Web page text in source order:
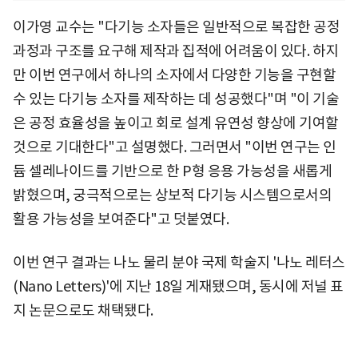
이가영 교수는 "다기능 소자들은 일반적으로 복잡한 공정
과정과 구조를 요구해 제작과 집적에 어려움이 있다. 하지
만 이번 연구에서 하나의 소자에서 다양한 기능을 구현할
수 있는 다기능 소자를 제작하는 데 성공했다"며 "이 기술
은 공정 효율성을 높이고 회로 설계 유연성 향상에 기여할
것으로 기대한다"고 설명했다. 그러면서 "이번 연구는 인
듐 셀레나이드를 기반으로 한 P형 응용 가능성을 새롭게
밝혔으며, 궁극적으로는 상보적 다기능 시스템으로서의
활용 가능성을 보여준다"고 덧붙였다.
이번 연구 결과는 나노 물리 분야 국제 학술지 '나노 레터스
(Nano Letters)'에 지난 18일 게재됐으며, 동시에 저널 표
지 논문으로도 채택됐다.